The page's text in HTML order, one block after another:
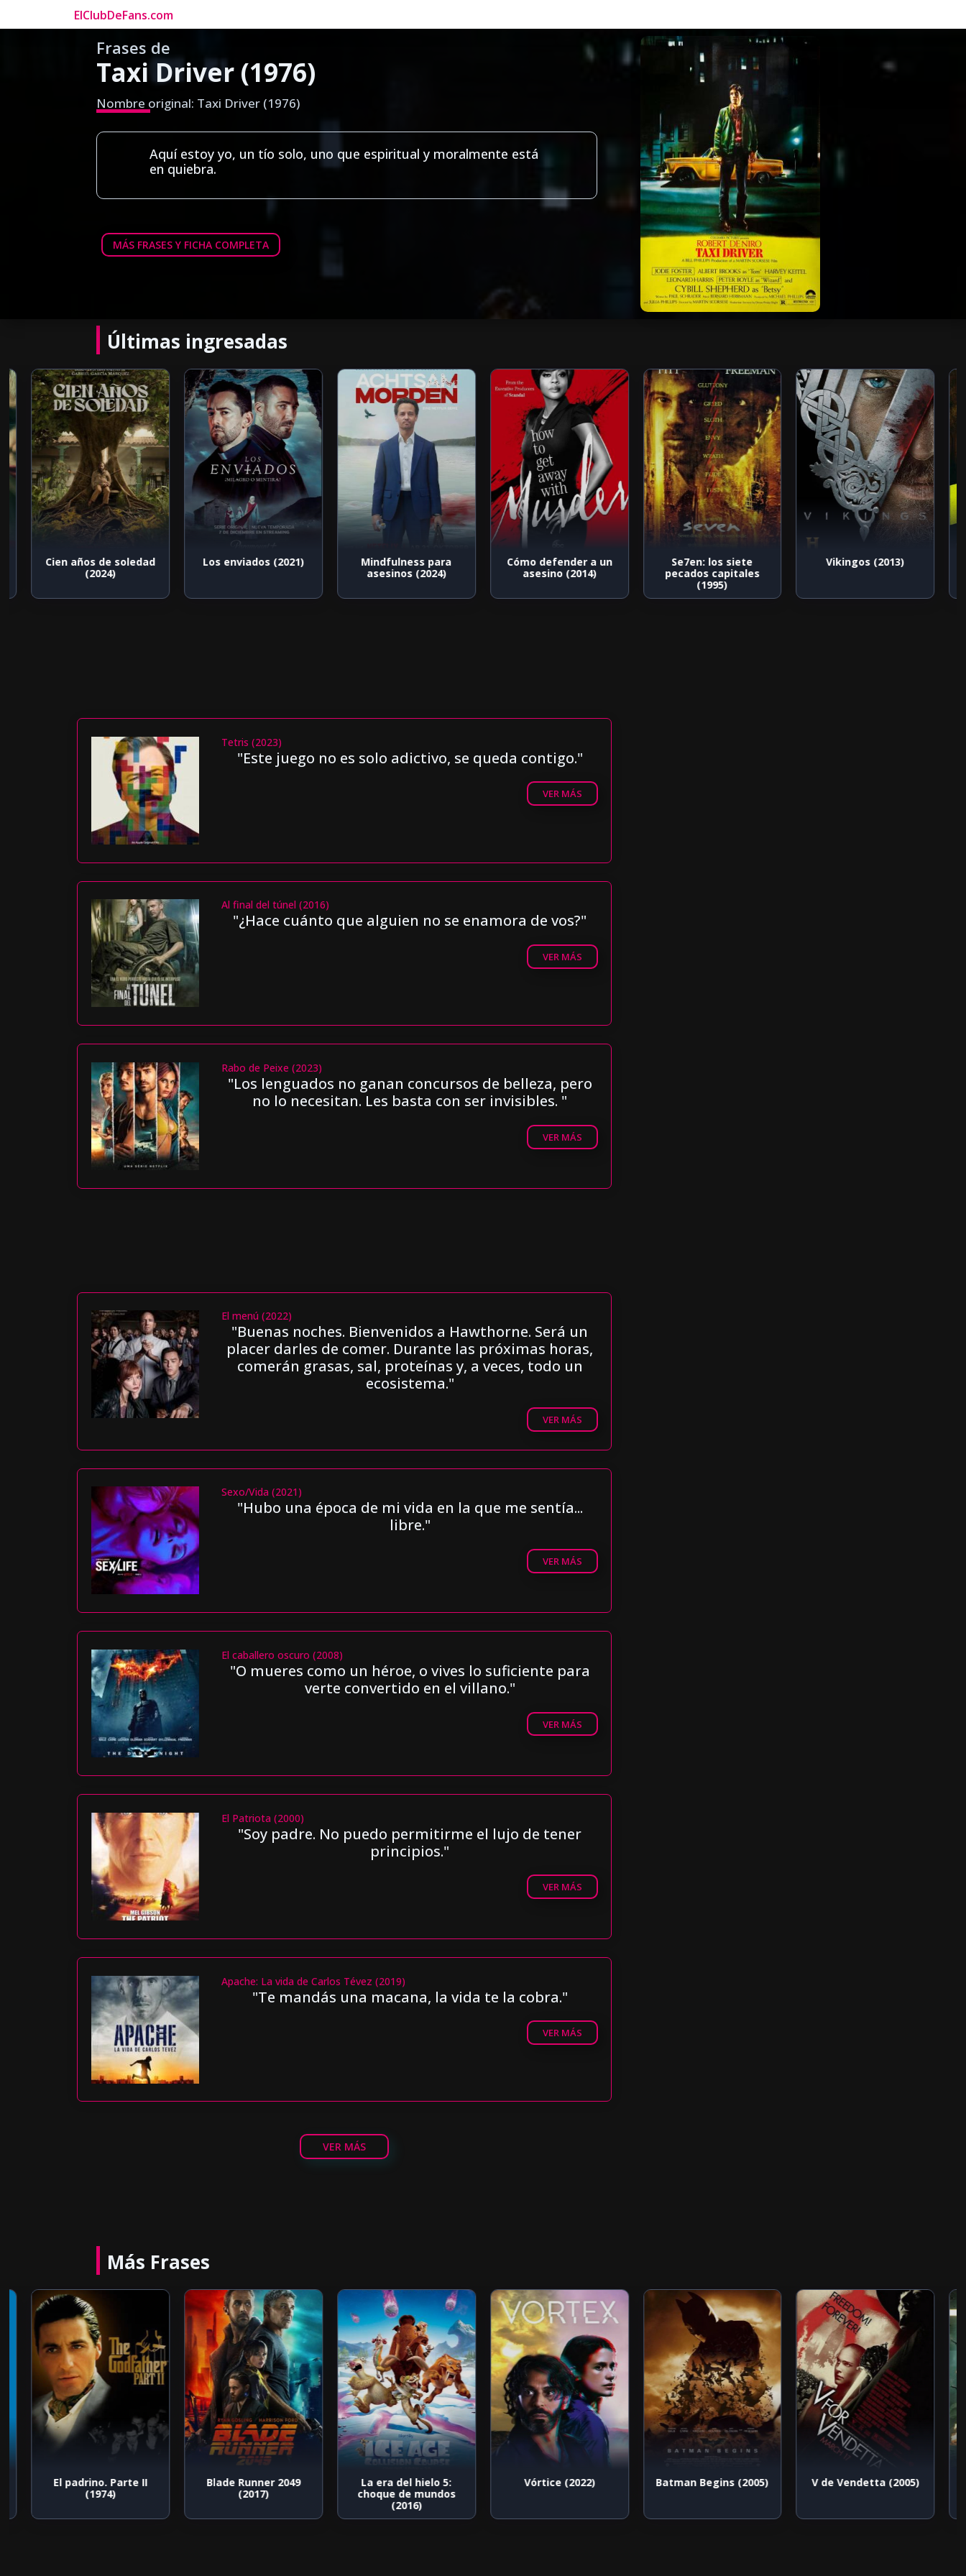
ElClubDeFans.com
Frases de
Taxi Driver (1976)
Nombre original: Taxi Driver (1976)
Aquí estoy yo, un tío solo, uno que espiritual y moralmente está
en quiebra.
MÁS FRASES Y FICHA COMPLETA
Últimas ingresadas
Cien años de soledad
(2024)
Los enviados (2021)
Mindfulness para
asesinos (2024)
Cómo defender a un
asesino (2014)
Se7en: los siete
pecados capitales
(1995)
Vikingos (2013)
Tetris (2023)
"Este juego no es solo adictivo, se queda contigo."
VER MÁS
Al final del túnel (2016)
"¿Hace cuánto que alguien no se enamora de vos?"
VER MÁS
Rabo de Peixe (2023)
"Los lenguados no ganan concursos de belleza, pero
no lo necesitan. Les basta con ser invisibles. "
VER MÁS
El menú (2022)
"Buenas noches. Bienvenidos a Hawthorne. Será un
placer darles de comer. Durante las próximas horas,
comerán grasas, sal, proteínas y, a veces, todo un
ecosistema."
VER MÁS
Sexo/Vida (2021)
"Hubo una época de mi vida en la que me sentía...
libre."
VER MÁS
El caballero oscuro (2008)
"O mueres como un héroe, o vives lo suficiente para
verte convertido en el villano."
VER MÁS
El Patriota (2000)
"Soy padre. No puedo permitirme el lujo de tener
principios."
VER MÁS
Apache: La vida de Carlos Tévez (2019)
"Te mandás una macana, la vida te la cobra."
VER MÁS
VER MÁS
Más Frases
El padrino. Parte II
(1974)
Blade Runner 2049
(2017)
La era del hielo 5:
choque de mundos
(2016)
Vórtice (2022) Batman Begins (2005) V de Vendetta (2005)